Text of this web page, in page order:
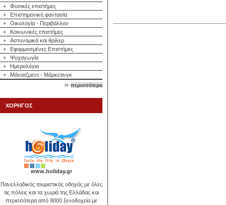
+
Φυσικές επιστήμες
+
Επιστημονική φαντασία
+
Οικολογία - Περιβάλλον
+
Κοινωνικές επιστήμες
+
Αστυνομικά και θρίλερ
+
Εφαρμοσμένες Επιστήμες
+
Ψυχαγωγία
+
Ημερολόγια
+
Μάνατζμεντ - Μάρκετινγκ
περισσότερα
ΧΟΡΗΓΟΣ
www.holiday.gr
Πανελλαδικός τουριστικός οδηγός με όλες
τις πόλεις και τα χωριά της Ελλάδας και
περισσότερα από 9000 ξενοδοχεία με